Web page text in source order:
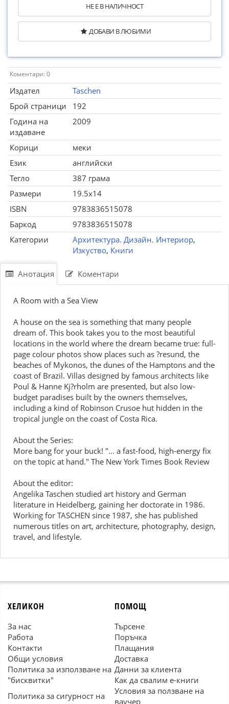
НЕ Е В НАЛИЧНОСТ
ДОБАВИ В ЛЮБИМИ
Коментари: 0
Издател
Taschen
Брой страници
192
Година на
издаване
2009
Корици
меки
Език
английски
Тегло
387 грама
Размери
19.5x14
ISBN
9783836515078
Баркод
9783836515078
Категории
Архитектура. Дизайн. Интериор,
Изкуство, Книги
Анотация Коментари
A Room with a Sea View
A house on the sea is something that many people
dream of. This book takes you to the most beautiful
locations in the world where the dream became true: full-
page colour photos show places such as ?resund, the
beaches of Mykonos, the dunes of the Hamptons and the
coast of Brazil. Villas designed by famous architects like
Poul & Hanne Kj?rholm are presented, but also low-
budget paradises built by the owners themselves,
including a kind of Robinson Crusoe hut hidden in the
tropical jungle on the coast of Costa Rica.
About the Series:
More bang for your buck! "... a fast-food, high-energy fix
on the topic at hand." The New York Times Book Review
About the editor:
Angelika Taschen studied art history and German
literature in Heidelberg, gaining her doctorate in 1986.
Working for TASCHEN since 1987, she has published
numerous titles on art, architecture, photography, design,
travel, and lifestyle.
ХЕЛИКОН
За нас
Работа
Контакти
Общи условия
Политика за използване на
"бисквитки"
Политика за сигурност на
ПОМОЩ
Търсене
Поръчка
Плащания
Доставка
Данни за клиента
Как да свалим е-книги
Условия за ползване на
ваучер